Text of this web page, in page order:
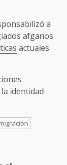
a
afganos
actuales
identidad